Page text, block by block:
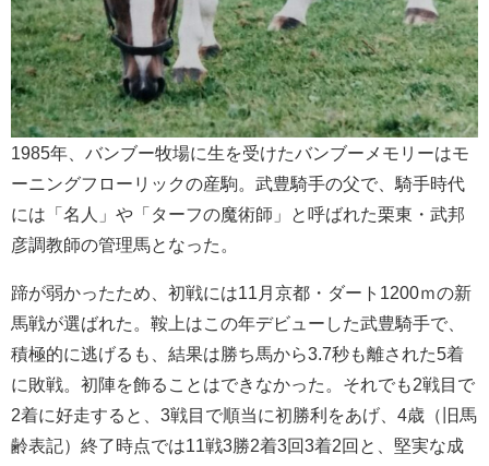
1985年、バンブー牧場に生を受けたバンブーメモリーはモ
ーニングフローリックの産駒。武豊騎手の父で、騎手時代
には「名人」や「ターフの魔術師」と呼ばれた栗東・武邦
彦調教師の管理馬となった。
蹄が弱かったため、初戦には11月京都・ダート1200ｍの新
馬戦が選ばれた。鞍上はこの年デビューした武豊騎手で、
積極的に逃げるも、結果は勝ち馬から3.7秒も離された5着
に敗戦。初陣を飾ることはできなかった。それでも2戦目で
2着に好走すると、3戦目で順当に初勝利をあげ、4歳（旧馬
齢表記）終了時点では11戦3勝2着3回3着2回と、堅実な成